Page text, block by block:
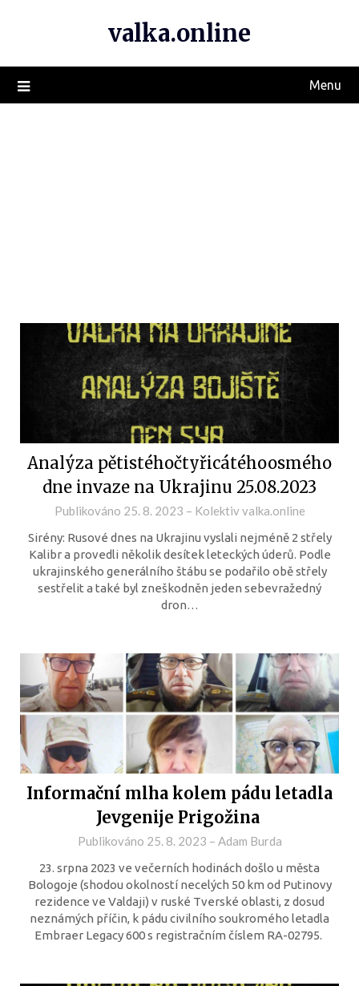
valka.online
Menu
Analýza pětistéhočtyřicátéhoosmého
dne invaze na Ukrajinu 25.08.2023
Publikováno 25. 8. 2023 – Kolektiv valka.online
Sirény: Rusové dnes na Ukrajinu vyslali nejméně 2 střely
Kalibr a provedli několik desítek leteckých úderů. Podle
ukrajinského generálního štábu se podařilo obě střely
sestřelit a také byl zneškodněn jeden sebevražedný
dron…
Informační mlha kolem pádu letadla
Jevgenije Prigožina
Publikováno 25. 8. 2023 – Adam Burda
23. srpna 2023 ve večerních hodinách došlo u města
Bologoje (shodou okolností necelých 50 km od Putinovy
rezidence ve Valdaji) v ruské Tverské oblasti, z dosud
neznámých příčin, k pádu civilního soukromého letadla
Embraer Legacy 600 s registračním číslem RA-02795.